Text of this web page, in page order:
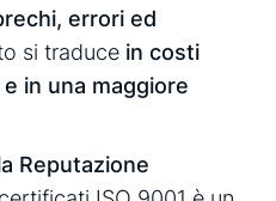
errori ed
si traduce in costi
in una maggiore
Reputazione